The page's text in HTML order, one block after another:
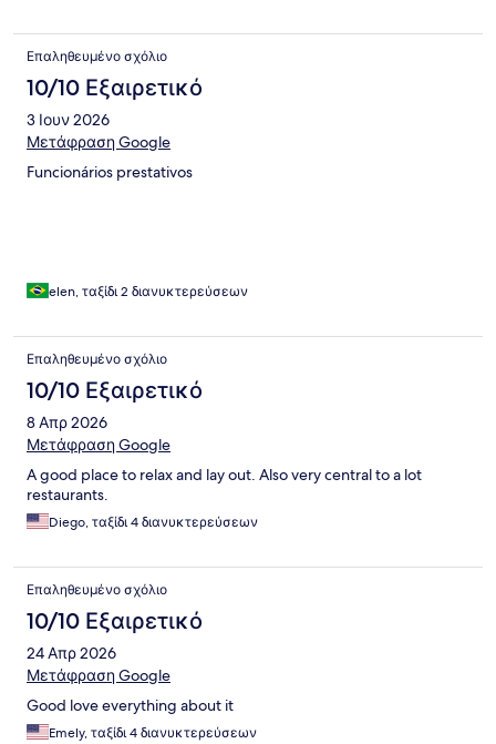
Επαληθευμένο σχόλιο
10/10 Εξαιρετικό
3 Ιουν 2026
Μετάφραση Google
Funcionários prestativos
elen, ταξίδι 2 διανυκτερεύσεων
Επαληθευμένο σχόλιο
10/10 Εξαιρετικό
8 Απρ 2026
Μετάφραση Google
A good place to relax and lay out. Also very central to a lot
restaurants.
Diego, ταξίδι 4 διανυκτερεύσεων
Επαληθευμένο σχόλιο
10/10 Εξαιρετικό
24 Απρ 2026
Μετάφραση Google
Good love everything about it
Emely, ταξίδι 4 διανυκτερεύσεων